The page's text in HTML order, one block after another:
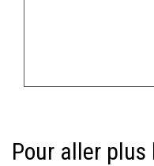
Pour aller plus